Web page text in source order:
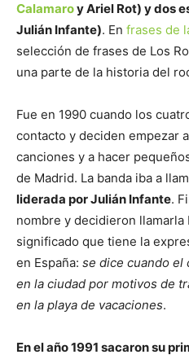
Calamaroy Ariel Rot) y dos
Julián Infante). En frases de
selección de frases de Los
una parte de la historia del
Fue en 1990 cuando los
contacto y deciden empezar
canciones y a hacer
de Madrid. La banda iba a
liderada por Julián Infante.
nombre y decidieron llamarla
significado que tiene la
en España: se dice cuando el
en la ciudad por motivos de
en la playa de vacaciones.
En el año 1991 sacaron su